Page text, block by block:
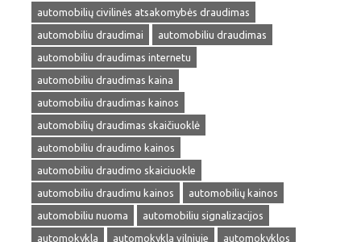
automobilių civilinės atsakomybės draudimas
automobiliu draudimai
automobiliu draudimas
automobiliu draudimas internetu
automobiliu draudimas kaina
automobiliu draudimas kainos
automobilių draudimas skaičiuoklė
automobiliu draudimo kainos
automobiliu draudimo skaiciuokle
automobiliu draudimu kainos
automobilių kainos
automobiliu nuoma
automobiliu signalizacijos
automokykla
automokykla vilniuje
automokyklos